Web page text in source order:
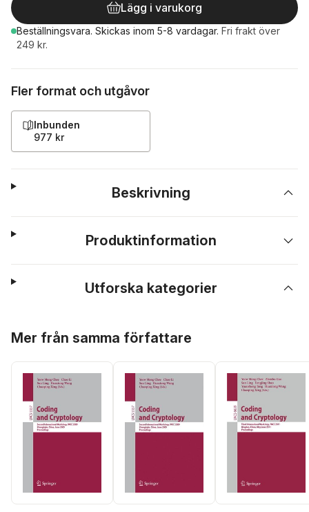
Lägg i varukorg
Beställningsvara. Skickas inom 5-8 vardagar. Fri frakt över
249 kr.
Fler format och utgåvor
Inbunden
977 kr
Beskrivning
Produktinformation
Utforska kategorier
Mer från samma författare